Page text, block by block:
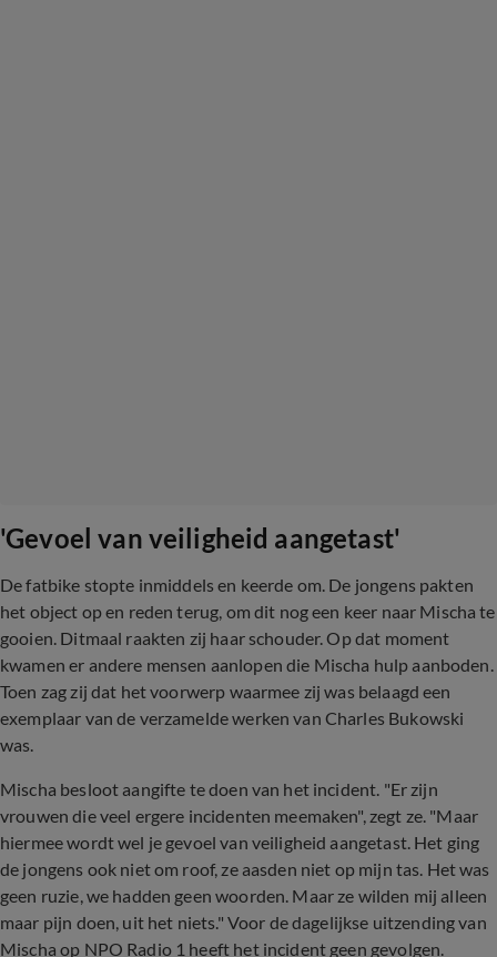
'Gevoel van veiligheid aangetast'
De fatbike stopte inmiddels en keerde om. De jongens pakten
het object op en reden terug, om dit nog een keer naar Mischa te
gooien. Ditmaal raakten zij haar schouder. Op dat moment
kwamen er andere mensen aanlopen die Mischa hulp aanboden.
Toen zag zij dat het voorwerp waarmee zij was belaagd een
exemplaar van de verzamelde werken van Charles Bukowski
was.
Mischa besloot aangifte te doen van het incident. "Er zijn
vrouwen die veel ergere incidenten meemaken", zegt ze. "Maar
hiermee wordt wel je gevoel van veiligheid aangetast. Het ging
de jongens ook niet om roof, ze aasden niet op mijn tas. Het was
geen ruzie, we hadden geen woorden. Maar ze wilden mij alleen
maar pijn doen, uit het niets." Voor de dagelijkse uitzending van
Mischa op NPO Radio 1 heeft het incident geen gevolgen.